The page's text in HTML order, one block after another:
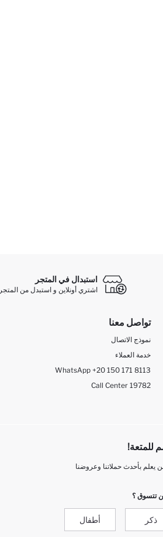
استبدال في المتجر
اشتري أونلاين و استبدل من المتجر
تواصل معنا
نموذج الاتصال
خدمة العملاء
WhatsApp +20 150 171 8113
Call Center 19782
للمتعة!
يعلم بأحدث حملاتنا وعروضنا
تتسوق ؟
ذكر أطفال